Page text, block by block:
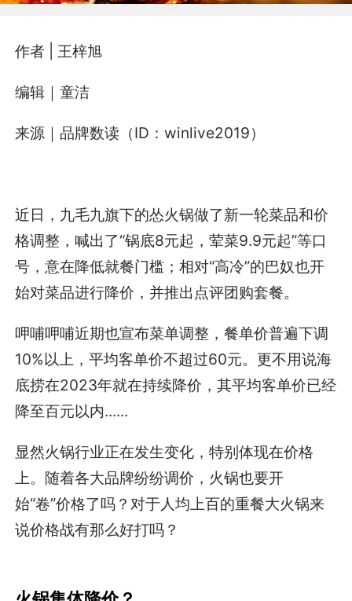
作者 | 王梓旭
编辑｜童洁
来源｜品牌数读（ID：winlive2019）
近日，九毛九旗下的怂火锅做了新一轮菜品和价
格调整，喊出了“锅底8元起，荤菜9.9元起”等口
号，意在降低就餐门槛；相对“高冷”的巴奴也开
始对菜品进行降价，并推出点评团购套餐。
呷哺呷哺近期也宣布菜单调整，餐单价普遍下调
10%以上，平均客单价不超过60元。更不用说海
底捞在2023年就在持续降价，其平均客单价已经
降至百元以内......
显然火锅行业正在发生变化，特别体现在价格
上。随着各大品牌纷纷调价，火锅也要开
始“卷”价格了吗？对于人均上百的重餐大火锅来
说价格战有那么好打吗？